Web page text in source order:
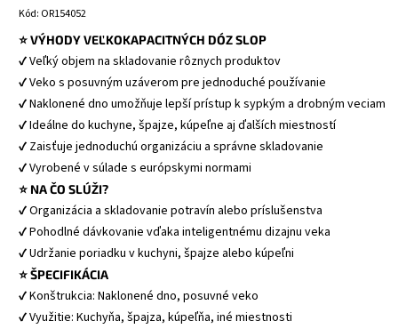
Kód: OR154052
⭐ VÝHODY VEĽKOKAPACITNÝCH DÓZ SLOP
✔ Veľký objem na skladovanie rôznych produktov
✔ Veko s posuvným uzáverom pre jednoduché používanie
✔ Naklonené dno umožňuje lepší prístup k sypkým a drobným veciam
✔ Ideálne do kuchyne, špajze, kúpeľne aj ďalších miestností
✔ Zaisťuje jednoduchú organizáciu a správne skladovanie
✔ Vyrobené v súlade s európskymi normami
⭐ NA ČO SLÚŽI?
✔ Organizácia a skladovanie potravín alebo príslušenstva
✔ Pohodlné dávkovanie vďaka inteligentnému dizajnu veka
✔ Udržanie poriadku v kuchyni, špajze alebo kúpeľni
⭐ ŠPECIFIKÁCIA
✔ Konštrukcia: Naklonené dno, posuvné veko
✔ Využitie: Kuchyňa, špajza, kúpeľňa, iné miestnosti